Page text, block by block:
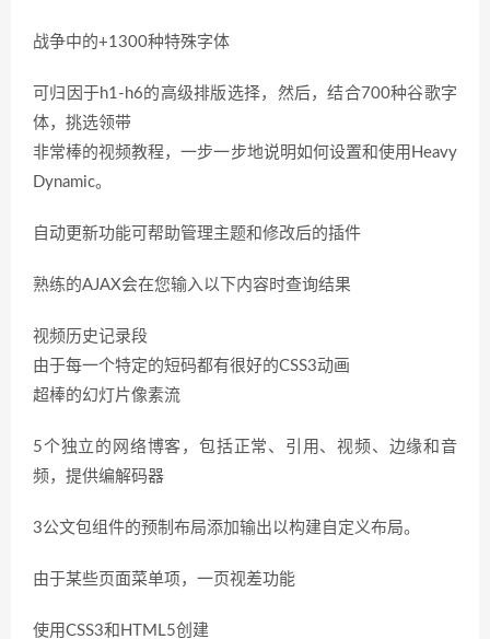
战争中的+1300种特殊字体
可归因于h1-h6的高级排版选择，然后，结合700种谷歌字
体，挑选领带
非常棒的视频教程，一步一步地说明如何设置和使用Heavy
Dynamic。
自动更新功能可帮助管理主题和修改后的插件
熟练的AJAX会在您输入以下内容时查询结果
视频历史记录段
由于每一个特定的短码都有很好的CSS3动画
超棒的幻灯片像素流
5个独立的网络博客，包括正常、引用、视频、边缘和音
频，提供编解码器
3公文包组件的预制布局添加输出以构建自定义布局。
由于某些页面菜单项，一页视差功能
使用CSS3和HTML5创建